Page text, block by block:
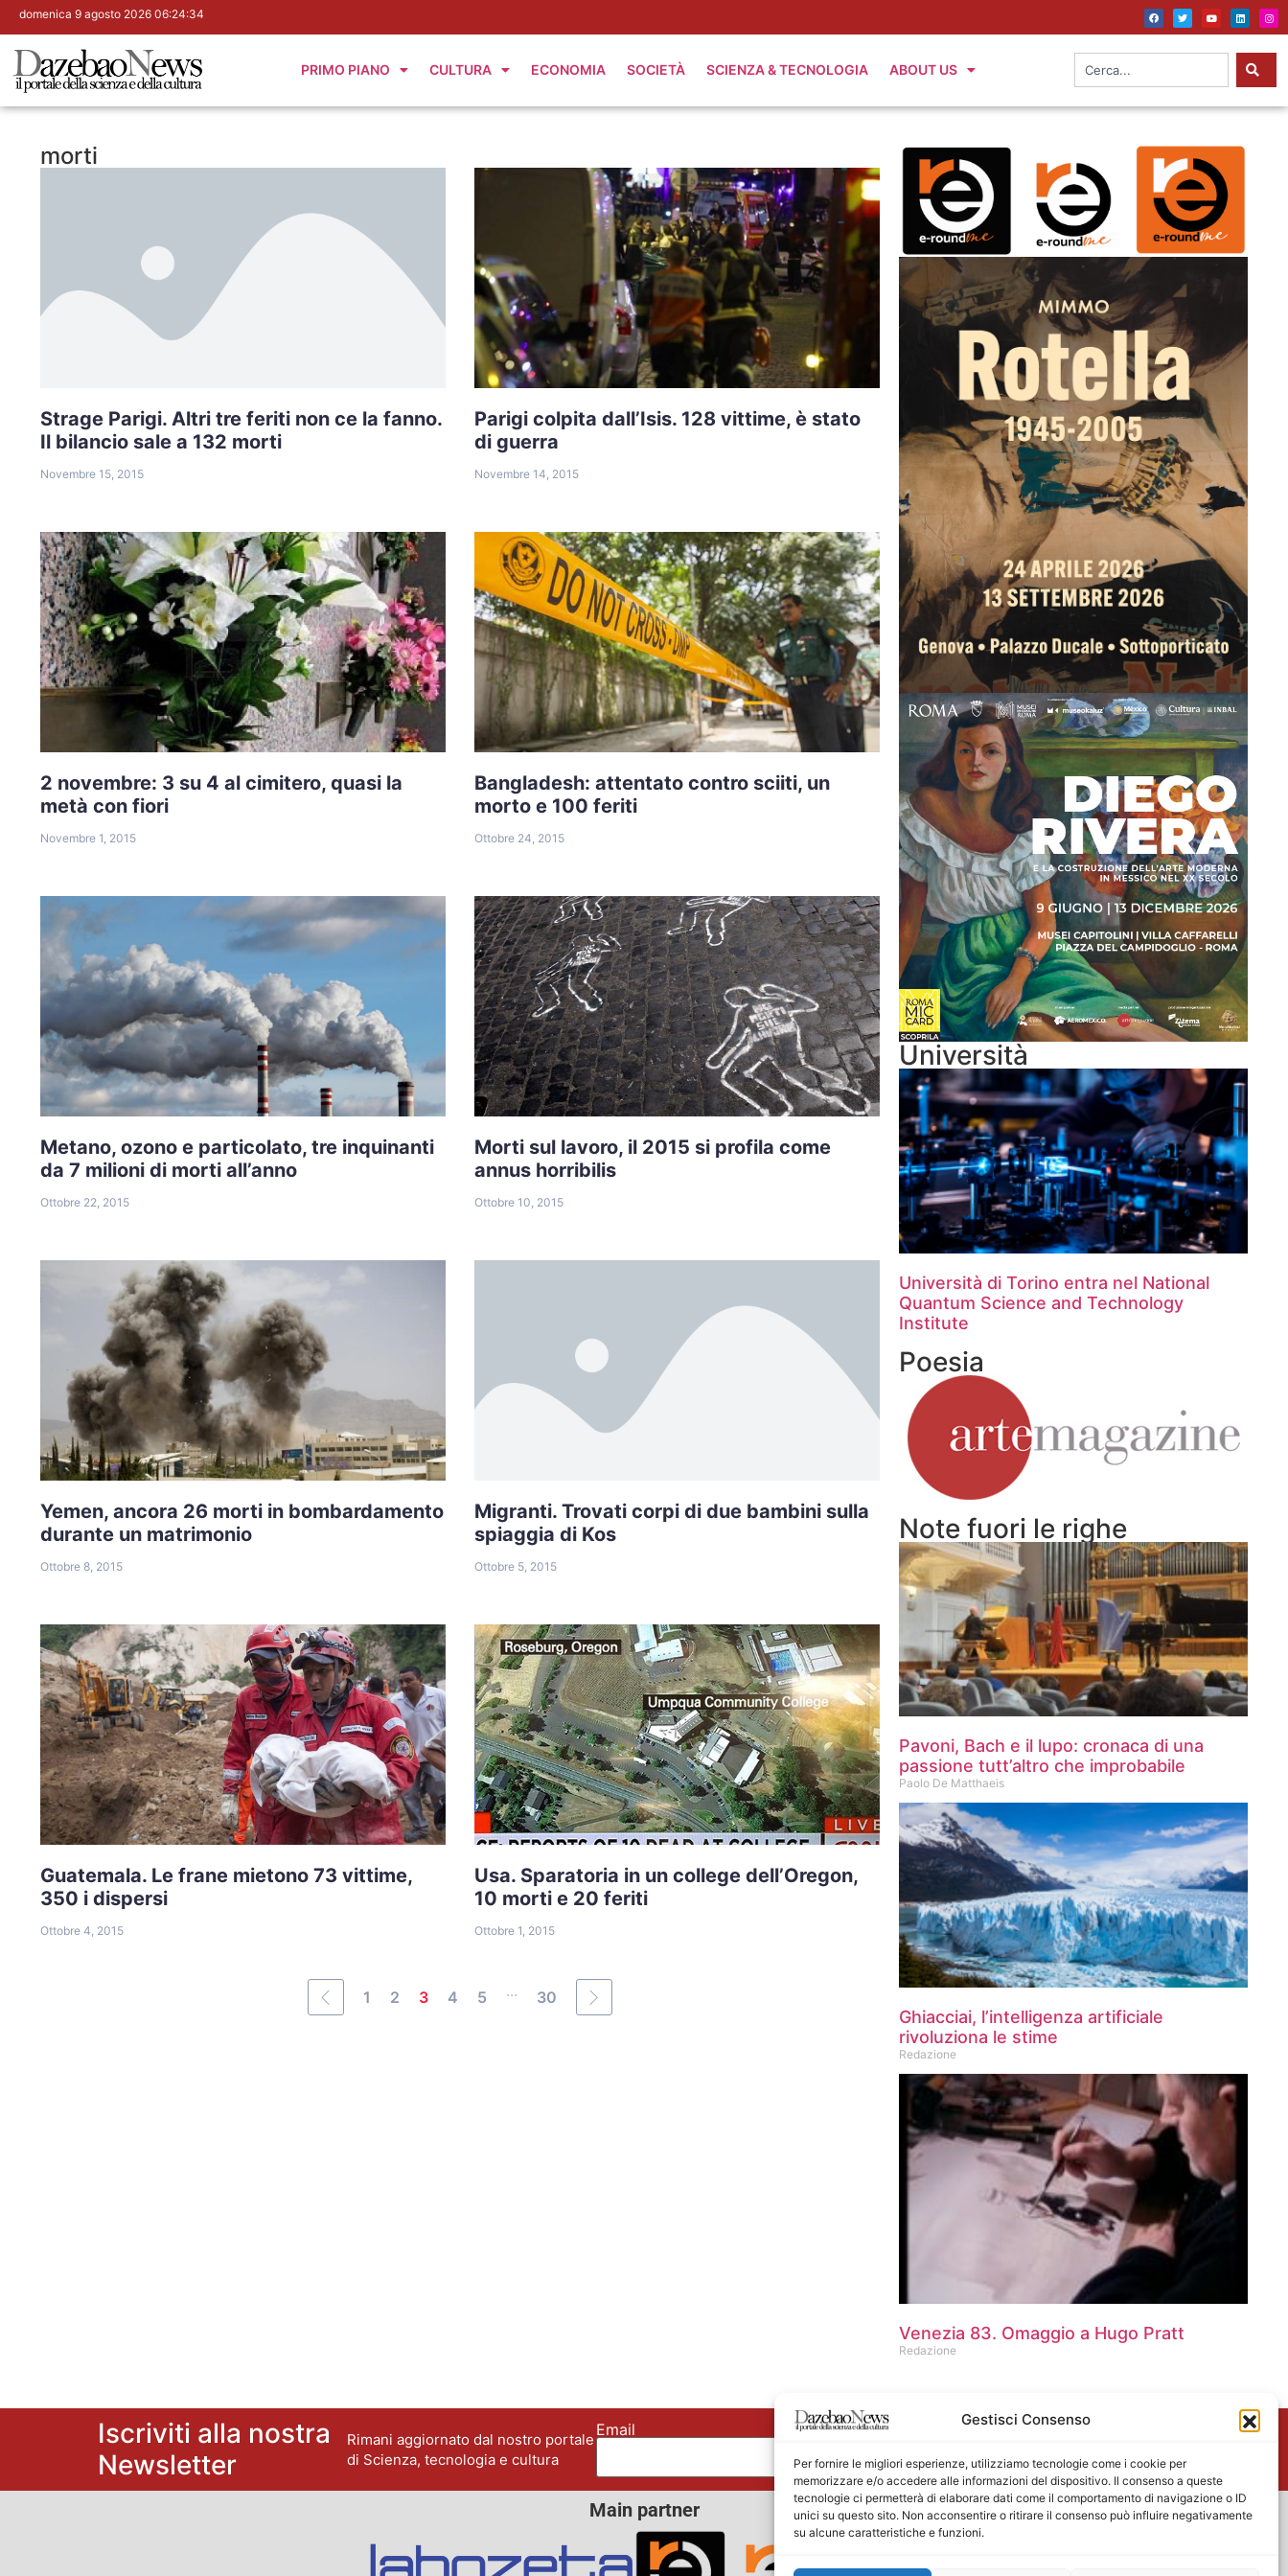
Gestisci Consenso
Per fornire le migliori esperienze, utilizziamo tecnologie come i cookie per
memorizzare e/o accedere alle informazioni del dispositivo. Il consenso a queste
tecnologie ci permetterà di elaborare dati come il comportamento di navigazione o ID
unici su questo sito. Non acconsentire o ritirare il consenso può influire negativamente
su alcune caratteristiche e funzioni.
domenica 9 agosto 2026 06:24:35
PRIMO PIANO CULTURA ECONOMIA SOCIETÀ SCIENZA & TECNOLOGIA ABOUT US
morti
Strage Parigi. Altri tre feriti non ce la fanno.
Il bilancio sale a 132 morti
Novembre 15, 2015
Parigi colpita dall’Isis. 128 vittime, è stato
di guerra
Novembre 14, 2015
2 novembre: 3 su 4 al cimitero, quasi la
metà con fiori
Novembre 1, 2015
Bangladesh: attentato contro sciiti, un
morto e 100 feriti
Ottobre 24, 2015
Metano, ozono e particolato, tre inquinanti
da 7 milioni di morti all’anno
Ottobre 22, 2015
Morti sul lavoro, il 2015 si profila come
annus horribilis
Ottobre 10, 2015
Yemen, ancora 26 morti in bombardamento
durante un matrimonio
Ottobre 8, 2015
Migranti. Trovati corpi di due bambini sulla
spiaggia di Kos
Ottobre 5, 2015
Guatemala. Le frane mietono 73 vittime,
350 i dispersi
Ottobre 4, 2015
Usa. Sparatoria in un college dell’Oregon,
10 morti e 20 feriti
Ottobre 1, 2015
1 2 3 4 5 ... 30
Università
Università di Torino entra nel National
Quantum Science and Technology
Institute
Poesia
Note fuori le righe
Pavoni, Bach e il lupo: cronaca di una
passione tutt’altro che improbabile
Paolo De Matthaeis
Ghiacciai, l’intelligenza artificiale
rivoluziona le stime
Redazione
Venezia 83. Omaggio a Hugo Pratt
Redazione
Iscriviti alla nostra
Newsletter
Rimani aggiornato dal nostro portale
di Scienza, tecnologia e cultura
Email Nome
Main partner